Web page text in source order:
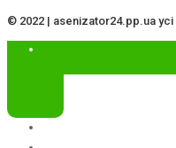
© 2022 | asenizator24.pp.ua